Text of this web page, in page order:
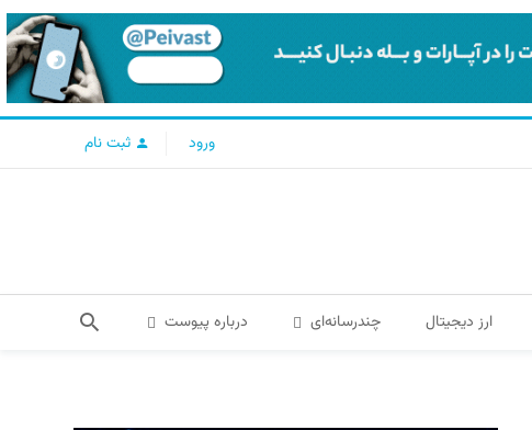
ورود ثبت نام
ارز دیجیتال چندرسانه‌ای درباره پیوست